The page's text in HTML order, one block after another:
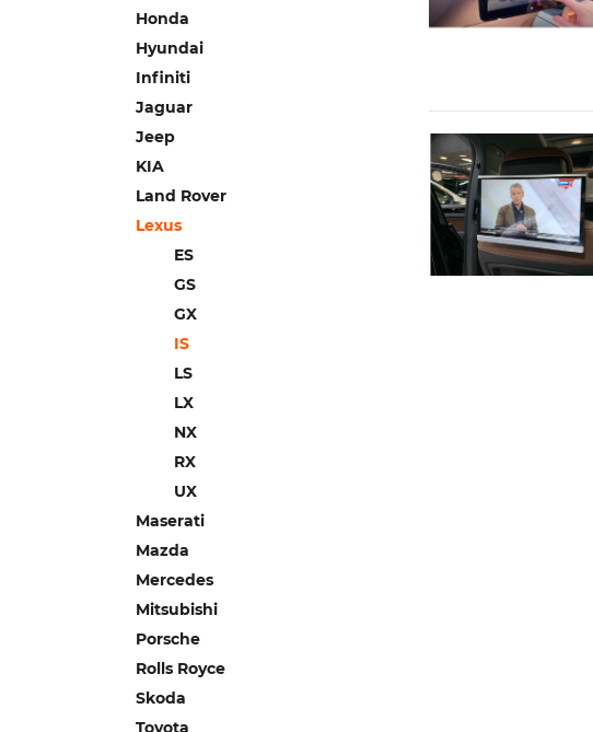
Honda
Hyundai
Infiniti
Jaguar
Jeep
KIA
Land Rover
Lexus
ES
GS
GX
IS
LS
LX
NX
RX
UX
Maserati
Mazda
Mercedes
Mitsubishi
Porsche
Rolls Royce
Skoda
Toyota